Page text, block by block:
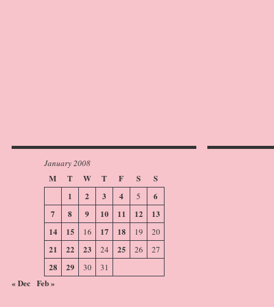
January 2008
M T W T F S
S
1
2 3 4 5
6
7
8 9 10 11 12
13
14
15 16 17 18 19 20
21 22 23 24 25 26 27
28 29 30 31
« Dec Feb »